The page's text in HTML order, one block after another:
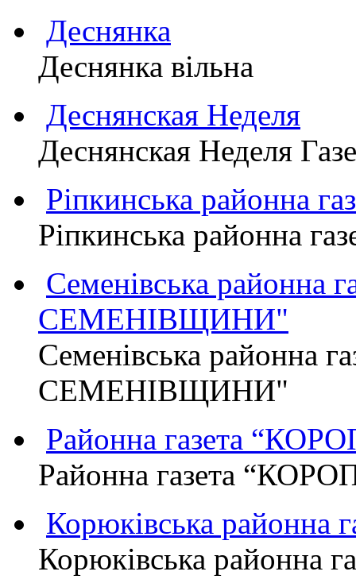
Деснянка
Деснянка вільна
Деснянская Неделя
Деснянская Неделя
Ріпкинська районна
Ріпкинська районна
Семенівська районна
СЕМЕНІВЩИНИ"
Семенівська районна
СЕМЕНІВЩИНИ"
Районна газета
Районна газета
Корюківська районна
Корюківська районна